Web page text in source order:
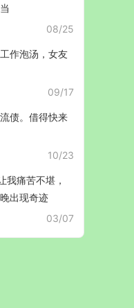
08/25
作泡汤，女友
09/17
债。借得快来
10/23
我痛苦不堪，
出现奇迹
03/07